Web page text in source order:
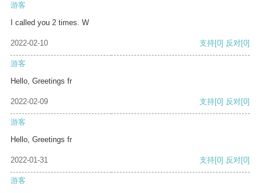
游客
I called you 2 times. W
2022-02-10 支持[0] 反对[0]
游客
Hello, Greetings fr
2022-02-09 支持[0] 反对[0]
游客
Hello, Greetings fr
2022-01-31 支持[0] 反对[0]
游客